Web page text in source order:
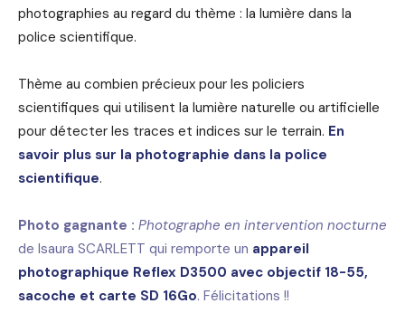
photographies au regard du thème : la lumière dans la
police scientifique.
Thème au combien précieux pour les policiers
scientifiques qui utilisent la lumière naturelle ou artificielle
pour détecter les traces et indices sur le terrain. En
savoir plus sur la photographie dans la police
scientifique.
Photo gagnante : Photographe en intervention nocturne
de Isaura SCARLETT qui remporte un appareil
photographique Reflex D3500 avec objectif 18-55,
sacoche et carte SD 16Go. Félicitations !!